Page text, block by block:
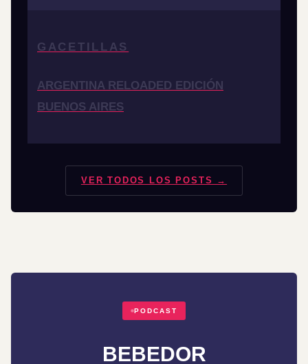
GACETILLAS
ARGENTINA RELOADED EDICIÓN
BUENOS AIRES
VER TODOS LOS POSTS →
PODCAST
BEBEDOR